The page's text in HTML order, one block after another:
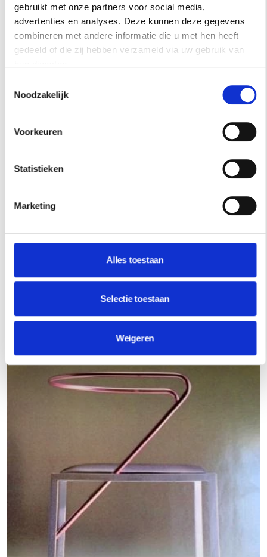
gebruikt met onze partners voor social media,
advertenties en analyses. Deze kunnen deze gegevens
combineren met andere informatie die u met hen heeft
gedeeld of die zij hebben verzameld via uw gebruik van
Noodzakelijk
Voorkeuren
Statistieken
Marketing
Alles toestaan
Selectie toestaan
Weigeren
Lollypop